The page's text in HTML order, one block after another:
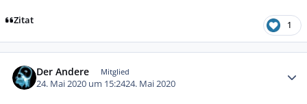
Zitat 1
Der Andere Mitglied
24. Mai 2020 um 15:2424. Mai 2020